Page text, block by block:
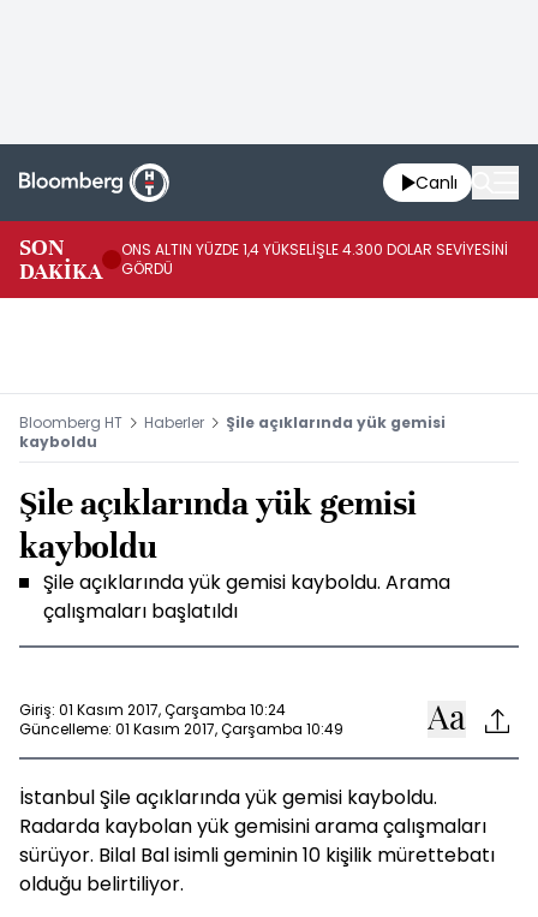
Canlı
SON
DAKİKA
ONS ALTIN YÜZDE 1,4 YÜKSELİŞLE 4.300 DOLAR SEVİYESİNİ
GÖRDÜ
Bloomberg HT Haberler
Şile açıklarında yük gemisi
kayboldu
Şile açıklarında yük gemisi
kayboldu
Şile açıklarında yük gemisi kayboldu. Arama
çalışmaları başlatıldı
Giriş: 01 Kasım 2017, Çarşamba 10:24
Güncelleme: 01 Kasım 2017, Çarşamba 10:49
İstanbul Şile açıklarında yük gemisi kayboldu.
Radarda kaybolan yük gemisini arama çalışmaları
sürüyor. Bilal Bal isimli geminin 10 kişilik mürettebatı
olduğu belirtiliyor.